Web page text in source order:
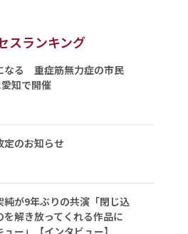
スランキング
なる 重症筋無力症の市民
知で開催
定のお知らせ
純が9年ぶりの共演「閉じ込
を解き放ってくれる作品に
ー」【インタビュー】